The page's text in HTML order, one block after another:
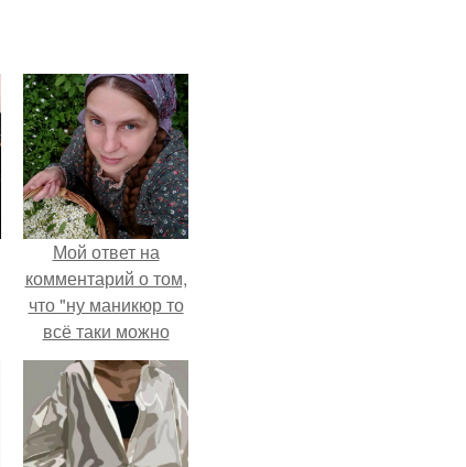
Мой ответ на
комментарий о том,
что "ну маникюр то
всё таки можно
было бы сделать.